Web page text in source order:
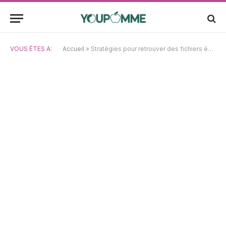
VOUS ÊTES À: Accueil » Stratégies pour retrouver des fichiers égarés ou effacés sur un disque dur Mac crypté